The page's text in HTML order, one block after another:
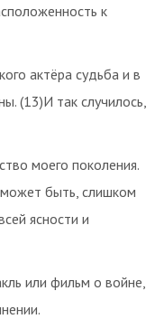
к
актёра судьба и в
(13)И так случилось,
моего поколения.
быть, слишком
ясности и
или фильм о войне,